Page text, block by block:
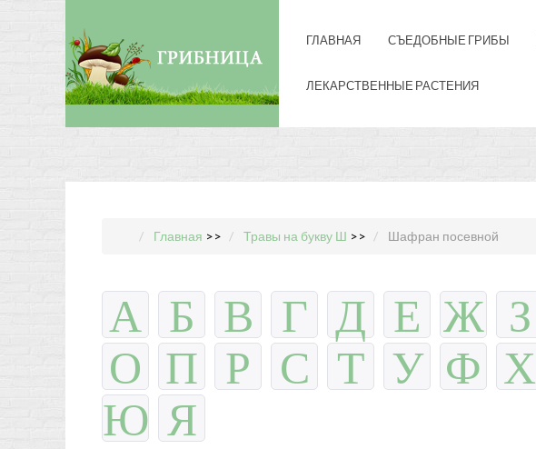
ГЛАВНАЯ СЪЕДОБНЫЕ ГРИБЫ
ЛЕКАРСТВЕННЫЕ РАСТЕНИЯ
Главная >> Травы на букву Ш >> Шафран посевной
А Б В Г Д Е Ж З
О П Р С Т У Ф Х
Ю Я